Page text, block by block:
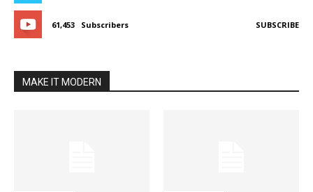
61,453 Subscribers SUBSCRIBE
MAKE IT MODERN